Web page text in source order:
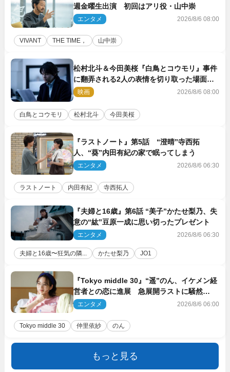
週金曜生出演 初回はアリ役・山中崇
エンタメ 2026/8/6 08:00
VIVANT THE TIME， 山中崇
松村北斗＆今田美桜『白鳥とコウモリ』事件
に翻弄される2人の表情を切り取った場面写
真解禁
映画 2026/8/6 08:00
白鳥とコウモリ 松村北斗 今田美桜
『ラストノート』第5話 “澄晴”寺西拓
人、“葵”内田有紀の家で眠ってしまう
エンタメ 2026/8/6 06:30
ラストノート 内田有紀 寺西拓人
『夫婦と16歳』第6話 “美子”かたせ梨乃、失
意の“紘”豆原一成に思い切ったプレゼント
エンタメ 2026/8/6 06:30
夫婦と16歳〜狂気の隣... かたせ梨乃 JO1
『Tokyo middle 30』“遥”のん、イケメン経
営者との恋に進展 急展開ラストに騒然
「え…いきなり」「嫌な予感」
エンタメ 2026/8/6 06:00
Tokyo middle 30 仲里依紗 のん
もっと見る